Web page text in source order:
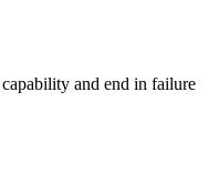
and end in failure